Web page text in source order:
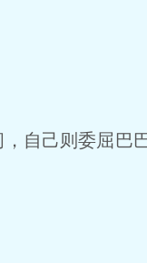
自己则委屈巴